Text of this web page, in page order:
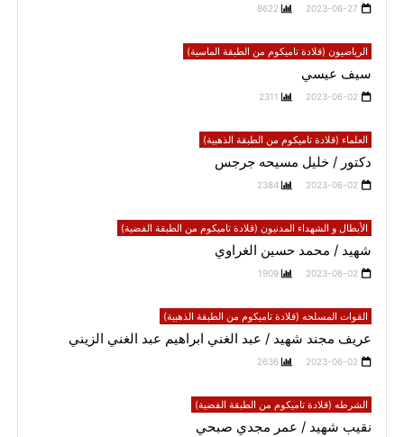
2023-06-27
8622
الرياضيون (قلادة تاميكوم من الطبقة الماسية)
سيف عيسي
2023-06-02
2311
العلماء (قلادة تاميكوم من الطبقة الذهبية)
دكتور / خليل مسيحه جرجس
2023-06-02
2384
الأبطال و الشهداء المدنيون (قلادة تاميكوم من الطبقة الفضية)
شهيد / محمد حسين الغراوي
2023-06-02
1909
القوات المسلحه (قلادة تاميكوم من الطبقة الذهبية)
عريف مجند شهيد / عبد الغني ابراهيم عبد الغني الزيني
2023-06-02
2636
الشرطه (قلادة تاميكوم من الطبقة الفضية)
نقيب شهيد / عمر مجدي صبحي